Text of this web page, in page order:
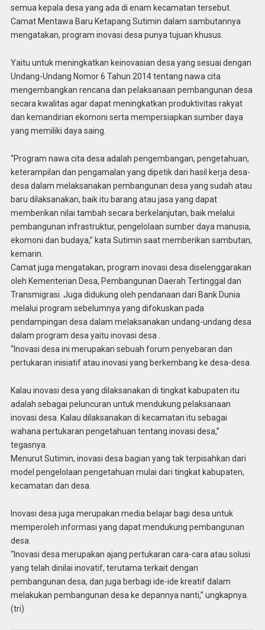
semua kepala desa yang ada di enam kecamatan tersebut.
Camat Mentawa Baru Ketapang Sutimin dalam sambutannya
mengatakan, program inovasi desa punya tujuan khusus.
Yaitu untuk meningkatkan keinovasian desa yang sesuai dengan
Undang-Undang Nomor 6 Tahun 2014 tentang nawa cita
mengembangkan rencana dan pelaksanaan pembangunan desa
secara kwalitas agar dapat meningkatkan produktivitas rakyat
dan kemandirian ekomoni serta mempersiapkan sumber daya
yang memiliki daya saing.
“Program nawa cita desa adalah pengembangan, pengetahuan,
keterampilan dan pengamalan yang dipetik dari hasil kerja desa-
desa dalam melaksanakan pembangunan desa yang sudah atau
baru dilaksanakan, baik itu barang atau jasa yang dapat
memberikan nilai tambah secara berkelanjutan, baik melalui
pembangunan infrastruktur, pengelolaan sumber daya manusia,
ekomoni dan budaya,” kata Sutimin saat memberikan sambutan,
kemarin.
Camat juga mengatakan, program inovasi desa diselenggarakan
oleh Kementerian Desa, Pembangunan Daerah Tertinggal dan
Transmigrasi. Juga didukung oleh pendanaan dari Bank Dunia
melalui program sebelumnya yang difokuskan pada
pendampingan desa dalam melaksanakan undang-undang desa
dalam program desa yaitu inovasi desa .
“Inovasi desa ini merupakan sebuah forum penyebaran dan
pertukaran inisiatif atau inovasi yang berkembang ke desa-desa.
Kalau inovasi desa yang dilaksanakan di tingkat kabupaten itu
adalah sebagai peluncuran untuk mendukung pelaksanaan
inovasi desa. Kalau dilaksanakan di kecamatan itu sebagai
wahana pertukaran pengetahuan tentang inovasi desa,”
tegasnya.
Menurut Sutimin, inovasi desa bagian yang tak terpisahkan dari
model pengelolaan pengetahuan mulai dari tingkat kabupaten,
kecamatan dan desa.
Inovasi desa juga merupakan media belajar bagi desa untuk
memperoleh informasi yang dapat mendukung pembangunan
desa.
“Inovasi desa merupakan ajang pertukaran cara-cara atau solusi
yang telah dinilai inovatif, terutama terkait dengan
pembangunan desa, dan juga berbagi ide-ide kreatif dalam
melakukan pembangunan desa ke depannya nanti,” ungkapnya.
(tri)